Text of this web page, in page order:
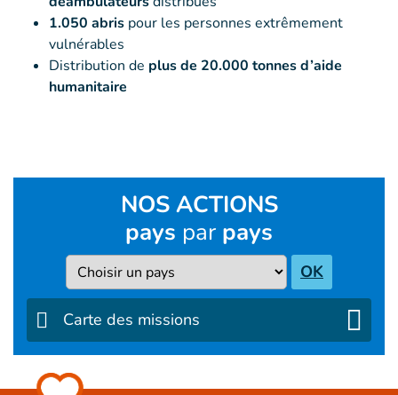
1.050 abris pour les personnes extrêmement
vulnérables
Distribution de plus de 20.000 tonnes d’aide
humanitaire
NOS ACTIONS
pays par pays
Pays OK
Carte des missions